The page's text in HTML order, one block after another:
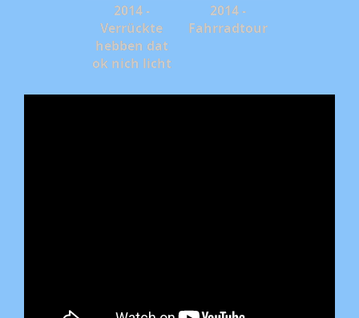
2014 -
Verrückte
hebben dat
ok nich licht
2014 -
Fahrradtour